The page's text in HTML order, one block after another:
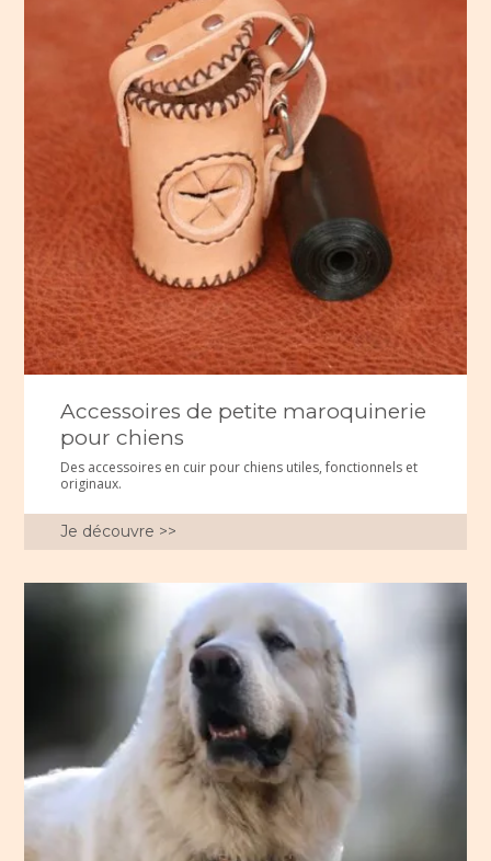
Accessoires de petite maroquinerie
pour chiens
Des accessoires en cuir pour chiens utiles, fonctionnels et
originaux.
Je découvre >>